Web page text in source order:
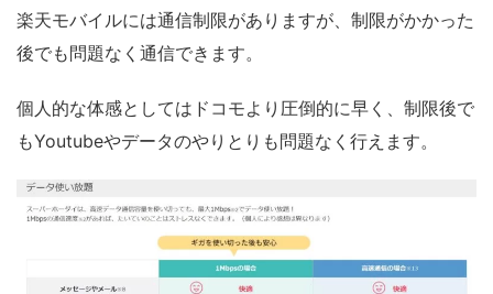
楽天モバイルには通信制限がありますが、制限がかかった
後でも問題なく通信できます。
個人的な体感としてはドコモより圧倒的に早く、制限後で
もYoutubeやデータのやりとりも問題なく行えます。